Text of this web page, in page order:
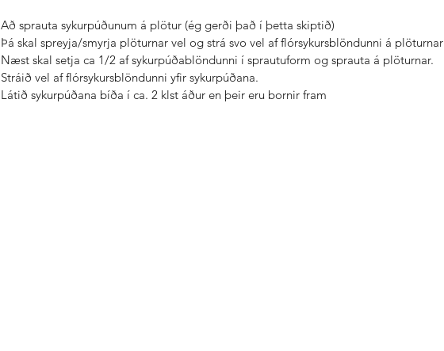
Að sprauta sykurpúðunum á plötur (ég gerði það í þetta skiptið)
Þá skal spreyja/smyrja plöturnar vel og strá svo vel af flórsykursblöndunni á plöturnar
Næst skal setja ca 1/2 af sykurpúðablöndunni í sprautuform og sprauta á plöturnar.
Stráið vel af flórsykursblöndunni yfir sykurpúðana.
Látið sykurpúðana bíða í ca. 2 klst áður en þeir eru bornir fram